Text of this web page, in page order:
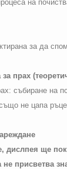
на
за да
прах
събиране на
не цапа
дислпея ще
не присветва